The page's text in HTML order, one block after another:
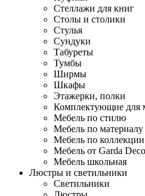
Стеллажи для книг
Столы и столики
Стулья
Сундуки
Табуреты
Тумбы
Ширмы
Шкафы
Этажерки, полки
Комплектующие для
Мебель по стилю
Мебель по материалу
Мебель по коллекции
Мебель от Garda
Мебель школьная
Люстры и светильники
Светильники